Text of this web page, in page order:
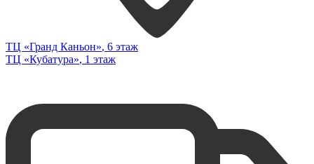
ТЦ «Гранд Каньон», 6 этаж
ТЦ «Кубатура», 1 этаж